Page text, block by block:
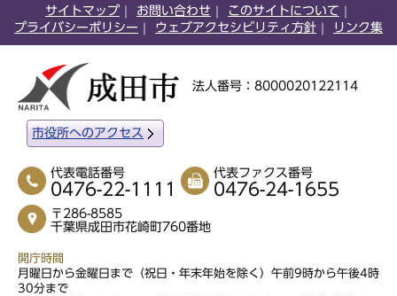
サイトマップ お問い合わせ
このサイトについて
プライバシーポリシー
ウェブアクセシビリティ方針 リンク集
法人番号：8000020122114
市役所へのアクセス
代表電話番号
0476-22-1111
代表ファクス番号
0476-24-1655
〒286-8585
千葉県成田市花崎町760番地
開庁時間
月曜日から金曜日まで（祝日・年末年始を除く）午前9時から午後4時
30分まで